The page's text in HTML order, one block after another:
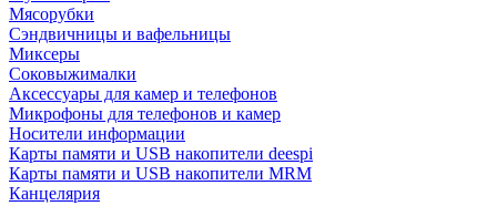
Мясорубки
Сэндвичницы и вафельницы
Миксеры
Соковыжималки
Аксессуары для камер и телефонов
Микрофоны для телефонов и камер
Носители информации
Карты памяти и USB накопители deespi
Карты памяти и USB накопители MRM
Канцелярия